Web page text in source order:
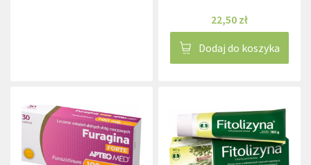
22,50 zł
Dodaj do koszyka